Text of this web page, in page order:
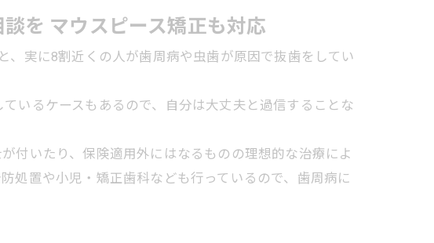
を マウスピース矯正も対応
実に8割近くの人が歯周病や虫歯が原因で抜歯をしてい
いるケースもあるので、自分は大丈夫と過信することな
付いたり、保険適用外にはなるものの理想的な治療によ
処置や小児・矯正歯科なども行っているので、歯周病に